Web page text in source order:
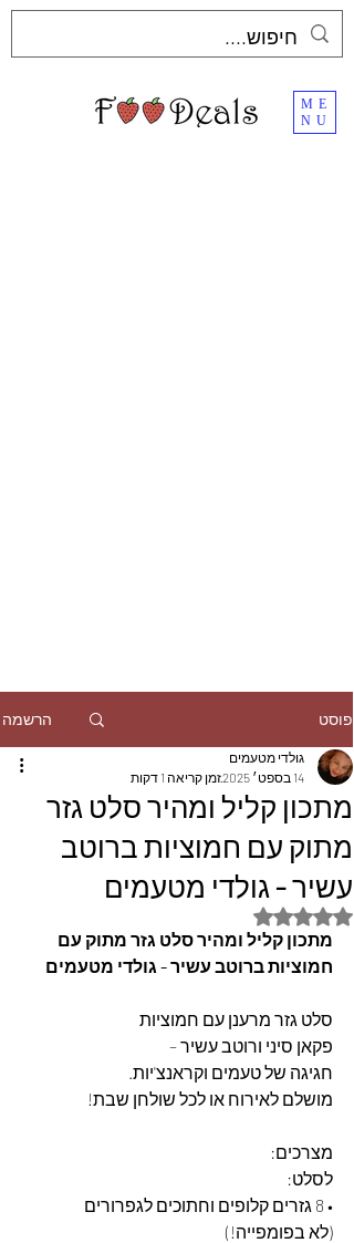
ME
NU
פוסט הרשמה
מתכון קליל ומהיר סלט גזר
מתוק עם חמוציות ברוטב
עשיר - גולדי מטעמים
גולדי מטעמים
14 בספט׳ 2025
זמן קריאה 1 דקות
דירוג של NaN מתוך 5 כוכבים
מתכון קליל ומהיר סלט גזר מתוק עם
חמוציות ברוטב עשיר - גולדי מטעמים
סלט גזר מרענן עם חמוציות
פקאן סיני ורוטב עשיר –
חגיגה של טעמים וקראנצ'יות.
מושלם לאירוח או לכל שולחן שבת!
מצרכים:
לסלט:
• 8 גזרים קלופים וחתוכים לגפרורים
(לא בפומפייה!)